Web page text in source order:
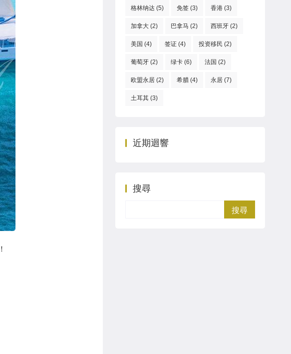
格林纳达 (5) 免签 (3) 香港 (3)
加拿大 (2) 巴拿马 (2) 西班牙 (2)
美国 (4) 签证 (4) 投资移民 (2)
葡萄牙 (2) 绿卡 (6) 法国 (2)
欧盟永居 (2) 希腊 (4) 永居 (7)
土耳其 (3)
近期迴響
搜尋